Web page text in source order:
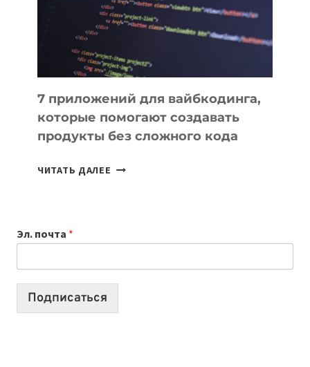
РАБОТЫ
7 приложений для вайбкодинга,
которые помогают создавать
продукты без сложного кода
ЧИТАТЬ ДАЛЕЕ
СОЗДАВАТЬ
ПРОДУКТЫ
Эл. почта *
Подписаться